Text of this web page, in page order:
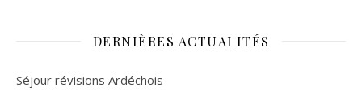
DERNIÈRES ACTUALITÉS
Séjour révisions Ardéchois